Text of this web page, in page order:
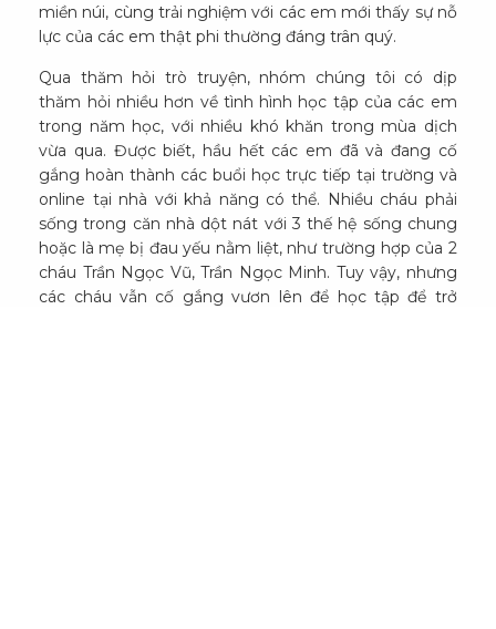
miền núi, cùng trải nghiệm với các em mới thấy sự nỗ
lực của các em thật phi thường đáng trân quý.
Qua thăm hỏi trò truyện, nhóm chúng tôi có dịp
thăm hỏi nhiều hơn về tình hình học tập của các em
trong năm học, với nhiều khó khăn trong mùa dịch
vừa qua. Được biết, hầu hết các em đã và đang cố
gắng hoàn thành các buổi học trực tiếp tại trường và
online tại nhà với khả năng có thể. Nhiều cháu phải
sống trong căn nhà dột nát với 3 thế hệ sống chung
hoặc là mẹ bị đau yếu nằm liệt, như trường hợp của 2
cháu Trần Ngọc Vũ, Trần Ngọc Minh. Tuy vậy, nhưng
các cháu vẫn cố gắng vươn lên để học tập để trở